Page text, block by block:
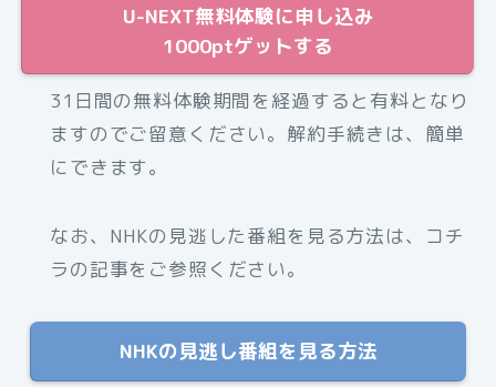
U-NEXT無料体験に申し込み
1000ptゲットする
31日間の無料体験期間を経過すると有料となり
ますのでご留意ください。解約手続きは、簡単
にできます。
なお、NHKの見逃した番組を見る方法は、コチ
ラの記事をご参照ください。
NHKの見逃し番組を見る方法